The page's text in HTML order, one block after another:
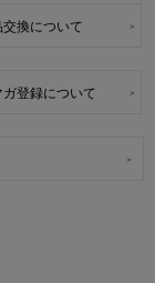
交換について
ガ登録について